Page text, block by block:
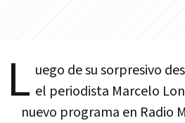
L uego de su sorpresivo
el periodista Marcelo
nuevo programa en Radio